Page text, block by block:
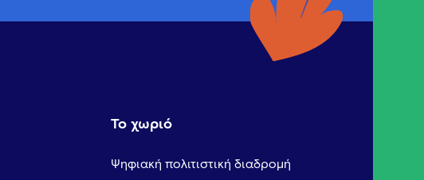
Το χωριό
Ψηφιακή πολιτιστική διαδρομή